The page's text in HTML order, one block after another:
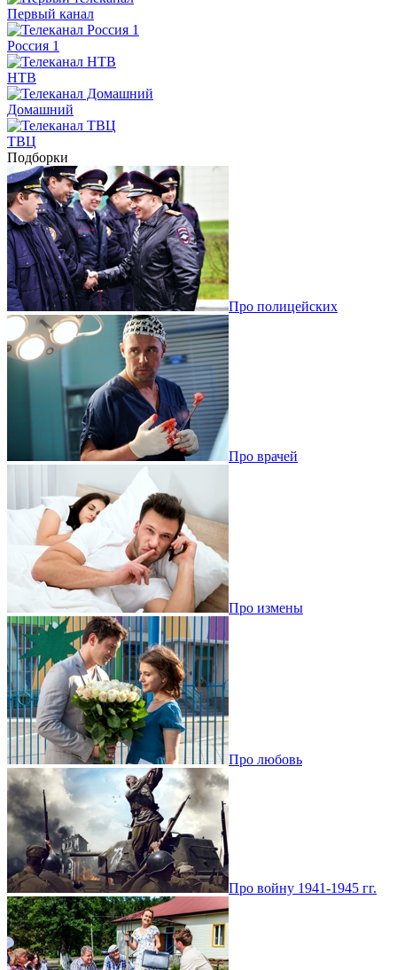
Первый канал
Россия 1
НТВ
Домашний
ТВЦ
Подборки
Про полицейских
Про врачей
Про измены
Про любовь
Про войну 1941-1945 гг.